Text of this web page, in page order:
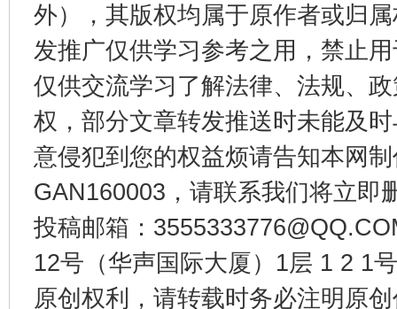
外），其版权均属于原作者或归
发推广仅供学习参考之用，禁止
仅供交流学习了解法律、法规、
权，部分文章转发推送时未能及
意侵犯到您的权益烦请告知本网
GAN160003，请联系我们将立即
投稿邮箱：
12号（华声国际大厦）1层 1 2 1
原创权利，请转载时务必注明原
在谋一域中谋全局
今